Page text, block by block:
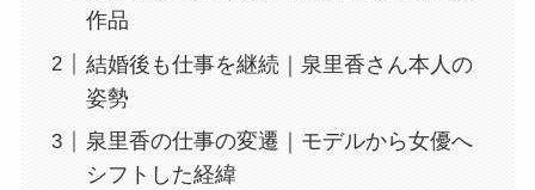
作品
結婚後も仕事を継続｜泉里香さん本人の
姿勢
泉里香の仕事の変遷｜モデルから女優へ
シフトした経緯